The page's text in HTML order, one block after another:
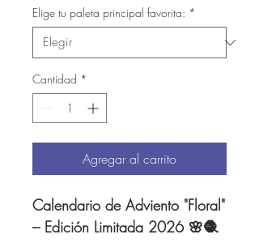
Elige tu paleta principal favorita: *
Cantidad *
Agregar al carrito
Calendario de Adviento "Floral"
– Edición Limitada 2026 🌸🧶